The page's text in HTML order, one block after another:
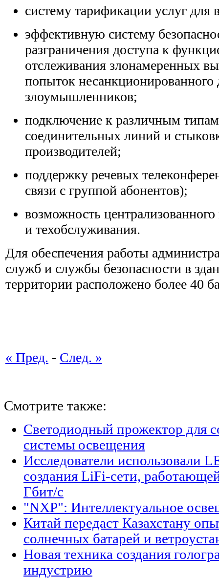
систему тарификации услуг для
эффективную систему
разграничения доступа к
отслеживания злонамеренных
попыток несанкционированного
злоумышленников;
подключение к различным
соединительных линий и
производителей;
поддержку речевых
связи с группой абонентов);
возможность
и техобслуживания.
Для обеспечения работы
служб и службы безопасности в
территории расположено более 40
« Пред. - След. »
Смотрите также:
Светодиодный прожектор для
системы освещения
Исследователи использовали
создания LiFi-сети,
Гбит/с
"NXP": Интеллектуальное
Китай передаст Казахстану
солнечных батарей и
Новая техника создания
индустрию